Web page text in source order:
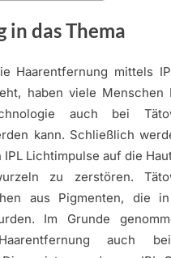
in das Thema
Haarentfernung mittels
haben viele Menschen
auch bei
kann. Schließlich
IPL Lichtimpulse auf die
zu zerstören.
aus Pigmenten, die
Im Grunde
auch